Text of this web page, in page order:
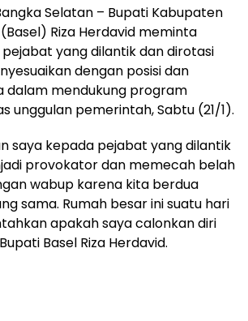
Selatan – Bupati Kabupaten
Riza Herdavid meminta
pejabat yang dilantik dan dirotasi
dengan posisi dan
dalam mendukung program
unggulan pemerintah, Sabtu (21/1).
saya kepada pejabat yang dilantik
provokator dan memecah belah
wabup karena kita berdua
sama. Rumah besar ini suatu hari
apakah saya calonkan diri
Basel Riza Herdavid.